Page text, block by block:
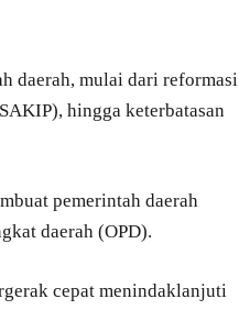
daerah, mulai dari reformasi
hingga keterbatasan
pemerintah daerah
daerah (OPD).
cepat menindaklanjuti